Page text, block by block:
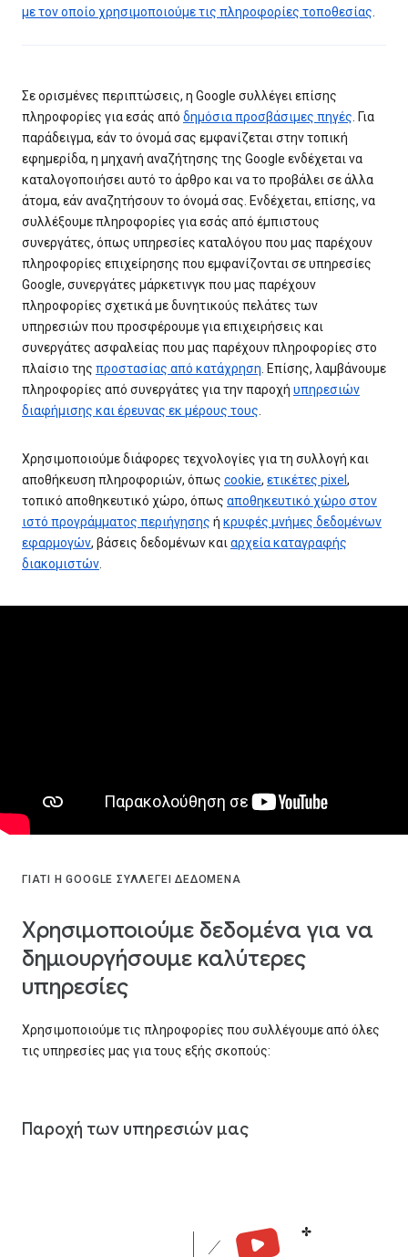
με τον οποίο χρησιμοποιούμε τις πληροφορίες τοποθεσίας
Σε ορισμένες περιπτώσεις, η Google συλλέγει επίσης
πληροφορίες για εσάς από δημόσια προσβάσιμες πηγές . Για
παράδειγμα, εάν το όνομά σας εμφανίζεται στην τοπική
εφημερίδα, η μηχανή αναζήτησης της Google ενδέχεται να
καταλογοποιήσει αυτό το άρθρο και να το προβάλει σε άλλα
άτομα, εάν αναζητήσουν το όνομά σας. Ενδέχεται, επίσης, να
συλλέξουμε πληροφορίες για εσάς από έμπιστους
συνεργάτες, όπως υπηρεσίες καταλόγου που μας παρέχουν
πληροφορίες επιχείρησης που εμφανίζονται σε υπηρεσίες
Google, συνεργάτες μάρκετινγκ που μας παρέχουν
πληροφορίες σχετικά με δυνητικούς πελάτες των
υπηρεσιών που προσφέρουμε για επιχειρήσεις και
συνεργάτες ασφαλείας που μας παρέχουν πληροφορίες στο
πλαίσιο της προστασίας από κατάχρηση . Επίσης, λαμβάνουμε
πληροφορίες από συνεργάτες για την παροχή υπηρεσιών
διαφήμισης και έρευνας εκ μέρους τους
Χρησιμοποιούμε διάφορες τεχνολογίες για τη συλλογή και
αποθήκευση πληροφοριών, όπως cookie, ετικέτες pixel ,
τοπικό αποθηκευτικό χώρο, όπως αποθηκευτικό χώρο στον
ιστό προγράμματος περιήγησης ή κρυφές μνήμες δεδομένων
εφαρμογών, βάσεις δεδομένων και αρχεία καταγραφής
διακομιστών
ΓΙΑΤΊ Η GOOGLE ΣΥΛΛΈΓΕΙ ΔΕΔΟΜΈΝΑ
Χρησιμοποιούμε δεδομένα για να
δημιουργήσουμε καλύτερες
υπηρεσίες
Χρησιμοποιούμε τις πληροφορίες που συλλέγουμε από όλες
τις υπηρεσίες μας για τους εξής σκοπούς:
Παροχή των υπηρεσιών μας